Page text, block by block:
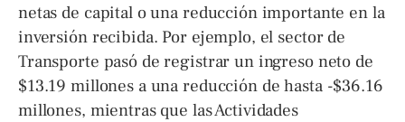
netas de capital o una reducción importante en la
inversión recibida. Por ejemplo, el sector de
Transporte pasó de registrar un ingreso neto de
$13.19 millones a una reducción de hasta -$36.16
millones, mientras que las Actividades